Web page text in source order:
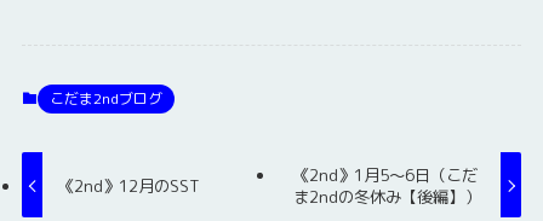
こだま2ndブログ
《2nd》12月のSST
《2nd》1月5～6日（こだ
ま2ndの冬休み【後編】）